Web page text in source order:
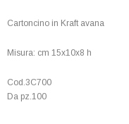
Cartoncino in Kraft avana
Misura: cm 15x10x8 h
Cod.3C700
Da pz.100